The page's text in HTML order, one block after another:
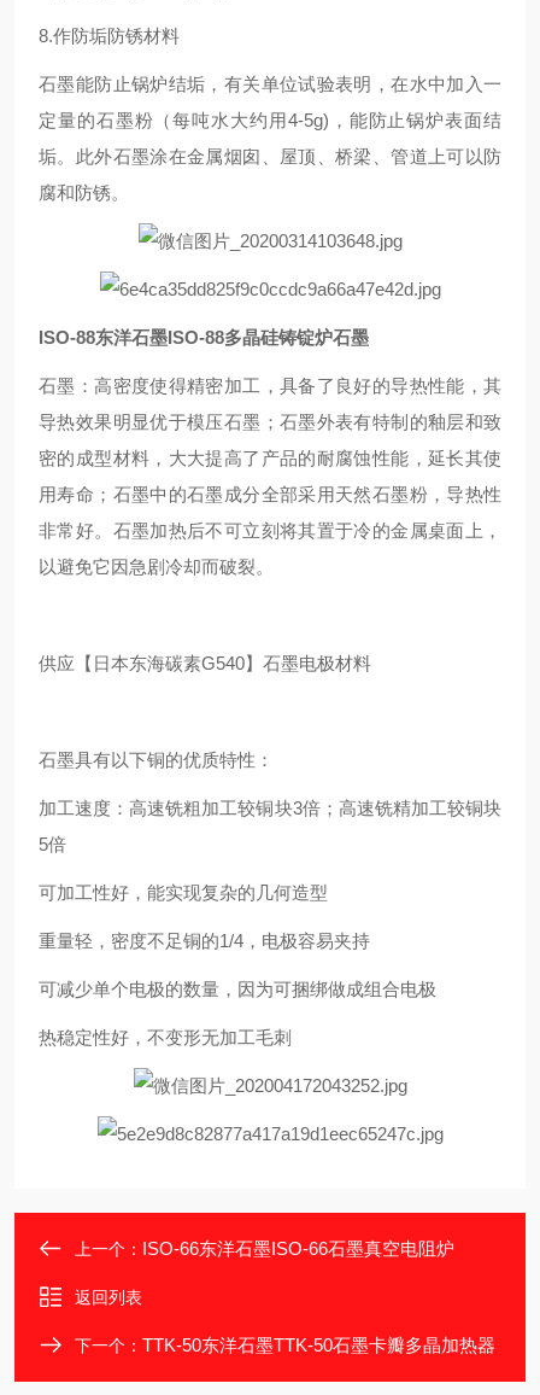
8.作防垢防锈材料
石墨能防止锅炉结垢，有关单位试验表明，在水中加入一
定量的石墨粉（每吨水大约用4-5g)，能防止锅炉表面结
垢。此外石墨涂在金属烟囱、屋顶、桥梁、管道上可以防
腐和防锈。
ISO-88东洋石墨ISO-88多晶硅铸锭炉石墨
石墨：高密度使得精密加工，具备了良好的导热性能，其
导热效果明显优于模压石墨；石墨外表有特制的釉层和致
密的成型材料，大大提高了产品的耐腐蚀性能，延长其使
用寿命；石墨中的石墨成分全部采用天然石墨粉，导热性
非常好。石墨加热后不可立刻将其置于冷的金属桌面上，
以避免它因急剧冷却而破裂。
供应【日本东海碳素G540】石墨电极材料
石墨具有以下铜的优质特性：
加工速度：高速铣粗加工较铜块3倍；高速铣精加工较铜块
5倍
可加工性好，能实现复杂的几何造型
重量轻，密度不足铜的1/4，电极容易夹持
可减少单个电极的数量，因为可捆绑做成组合电极
热稳定性好，不变形无加工毛刺
上一个： ISO-66东洋石墨ISO-66石墨真空电阻炉
返回列表
下一个： TTK-50东洋石墨TTK-50石墨卡瓣多晶加热器